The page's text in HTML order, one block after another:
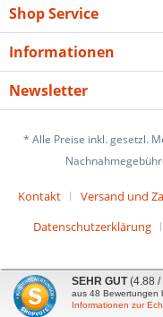
Shop Service
Informationen
Newsletter
* Alle Preise inkl. gesetzl.
Kontakt Versand und
Datenschutzerklärung
SEHR GUT (4.88 /
aus 48 Bewertungen
Informationen zur